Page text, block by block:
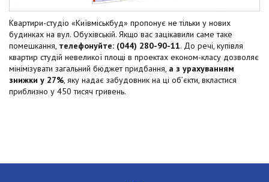
Квартири-студіо «Київміськбуд» пропонує не тільки у нових
будинках на вул. Обухівській. Якщо вас зацікавили саме таке
помешкання, телефонуйте: (044) 280-90-11. До речі, купівля
квартир студій невеликої площі в проектах економ-класу дозволяє
мінімізувати загальний бюджет придбання, а з урахуванням
знижки у 27%, яку надає забудовник на ці об’єкти, вкластися
приблизно у 450 тисяч гривень.